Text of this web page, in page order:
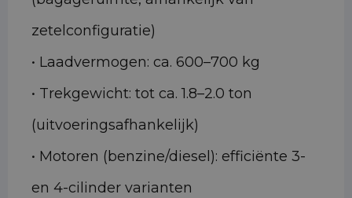
zetelconfiguratie)
• Laadvermogen: ca. 600–700 kg
• Trekgewicht: tot ca. 1.8–2.0 ton
(uitvoeringsafhankelijk)
• Motoren (benzine/diesel): efficiënte 3-
en 4-cilinder varianten